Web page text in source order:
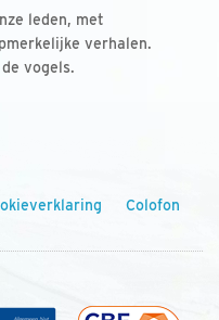
leden, met
verhalen.
vogels.
Colofon